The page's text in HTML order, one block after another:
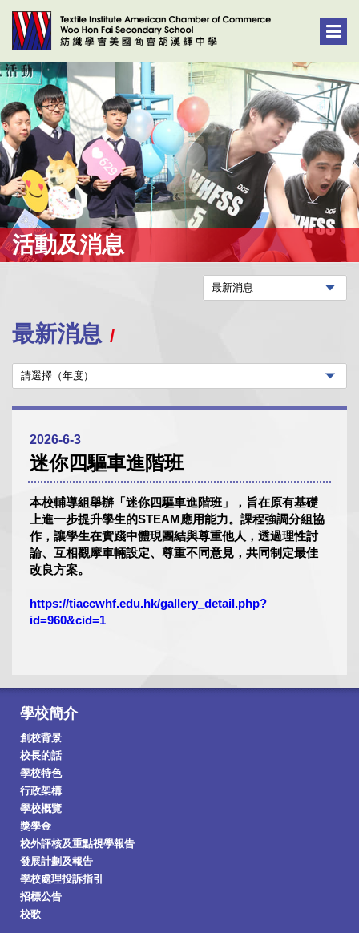
活動及消息
最新消息
2026-6-3
迷你四驅車進階班
本校輔導組舉辦「迷你四驅車進階班」，旨在原有基礎
上進一步提升學生的STEAM應用能力。課程強調分組協
作，讓學生在實踐中體現團結與尊重他人，透過理性討
論、互相觀摩車輛設定、尊重不同意見，共同制定最佳
改良方案。
https://tiaccwhf.edu.hk/gallery_detail.php?
id=960&cid=1
學校簡介
創校背景
校長的話
學校特色
行政架構
學校概覽
獎學金
校外評核及重點視學報告
發展計劃及報告
學校處理投訴指引
招標公告
校歌